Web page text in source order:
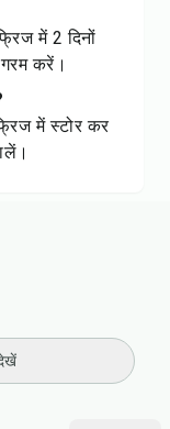
में 2 दिनों
करें।
में स्टोर कर